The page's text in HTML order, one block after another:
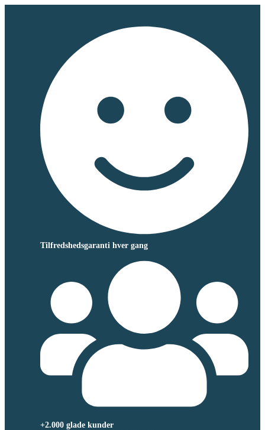
Tilfredshedsgaranti hver gang
+2.000 glade kunder